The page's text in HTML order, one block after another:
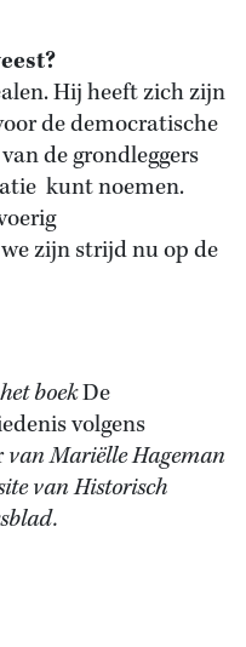
Hij heeft zich zijn
de democratische
de grondleggers
kunt noemen.
zijn strijd nu op de
boekDe
volgens
van Mariëlle Hageman
van Historisch